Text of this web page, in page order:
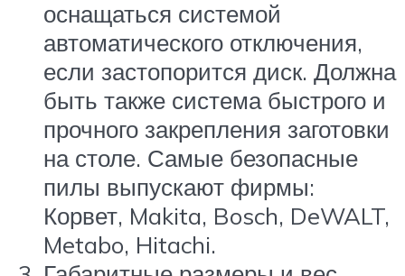
оснащаться системой
автоматического отключения,
если застопорится диск. Должна
быть также система быстрого и
прочного закрепления заготовки
на столе. Самые безопасные
пилы выпускают фирмы:
Корвет, Makita, Bosch, DeWALT,
Metabo, Hitachi.